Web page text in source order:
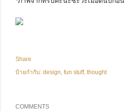
Share
ป้ายกำกับ: design fun stuff thought
COMMENTS